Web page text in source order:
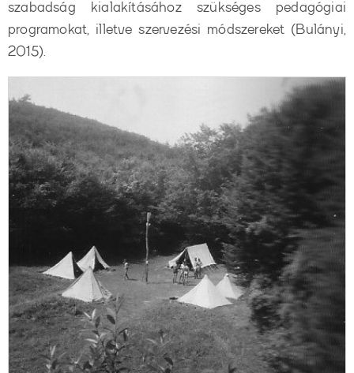
szabadság kialakításához szükséges pedagógiai
programokat, illetve szervezési módszereket (Bulányi,
2015).